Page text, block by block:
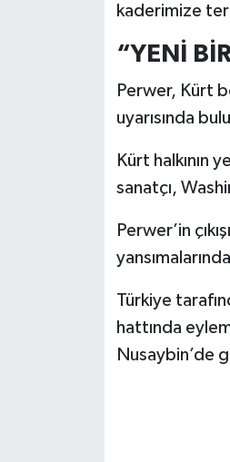
kaderimize
“YENİ
Perwer, Kürt
uyarısında
Kürt halkının
sanatçı,
Perwer’in
Türkiye
hattında
Nusaybin’de